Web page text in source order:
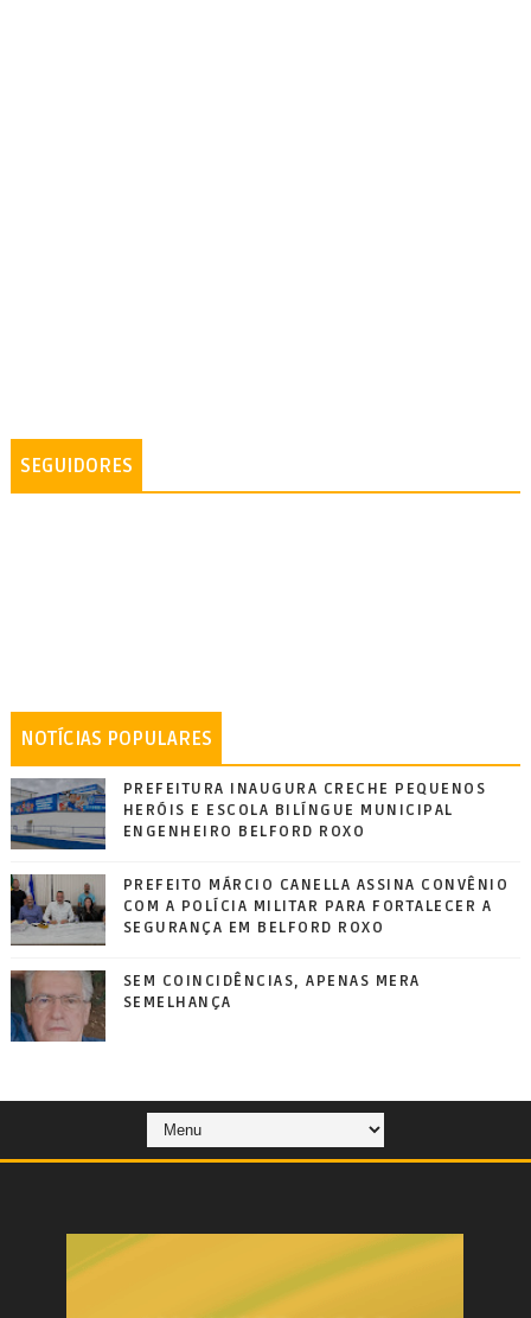
SEGUIDORES
NOTÍCIAS POPULARES
PREFEITURA INAUGURA CRECHE PEQUENOS
HERÓIS E ESCOLA BILÍNGUE MUNICIPAL
ENGENHEIRO BELFORD ROXO
PREFEITO MÁRCIO CANELLA ASSINA CONVÊNIO
COM A POLÍCIA MILITAR PARA FORTALECER A
SEGURANÇA EM BELFORD ROXO
SEM COINCIDÊNCIAS, APENAS MERA
SEMELHANÇA